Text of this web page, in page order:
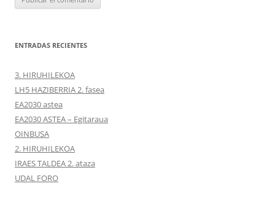
ENTRADAS RECIENTES
3. HIRUHILEKOA
LH5 HAZIBERRIA 2. fasea
EA2030 astea
EA2030 ASTEA – Egitaraua
OINBUSA
2. HIRUHILEKOA
IRAES TALDEA 2. ataza
UDAL FORO